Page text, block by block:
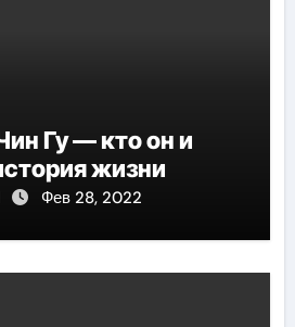
Гу — кто он и
жизни
Фев 28, 2022